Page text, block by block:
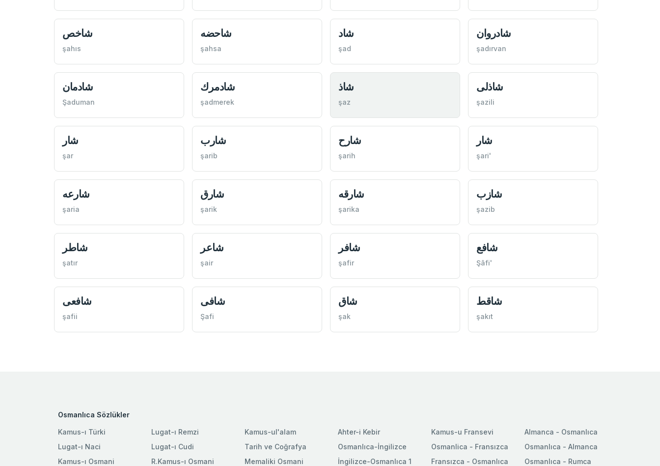
شاخص
şahıs
شاحضه
şahsa
شاد
şad
شادروان
şadırvan
شادمان
Şaduman
شادمرك
şadmerek
شاذ
şaz
شاذلی
şazili
شار
şar
شارب
şarib
شارح
şarih
شار
şari'
شارعه
şaria
شارق
şarik
شارقه
şarika
شازب
şazib
شاطر
şatır
شاعر
şair
شافر
şafir
شافع
Şâfi'
شافعی
şafii
شافی
Şafi
شاق
şak
شاقط
şakıt
Osmanlıca Sözlükler
Kamus-ı Türki
Lugat-ı Naci
Kamus-ı Osmani
Lugat-ı Remzi
Lugat-ı Cudi
R.Kamus-ı Osmani
Kamus-ul'alam
Tarih ve Coğrafya
Memaliki Osmani
Ahter-i Kebir
Osmanlıca-İngilizce
İngilizce-Osmanlıca 1
Kamus-u Fransevi
Osmanlica - Fransızca
Fransızca - Osmanlıca
Almanca - Osmanlıca
Osmanlıca - Almanca
Osmanlıca - Rumca